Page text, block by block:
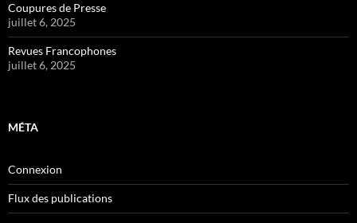
Coupures de Presse
juillet 6, 2025
Revues Francophones
juillet 6, 2025
MÉTA
Connexion
Flux des publications